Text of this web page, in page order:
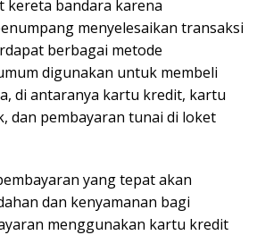
kereta bandara karena
menyelesaikan transaksi
berbagai metode
digunakan untuk membeli
di antaranya kartu kredit, kartu
dan pembayaran tunai di loket
yang tepat akan
dan kenyamanan bagi
menggunakan kartu kredit